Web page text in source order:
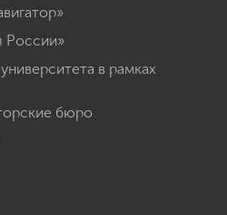
России»
в рамках
бюро